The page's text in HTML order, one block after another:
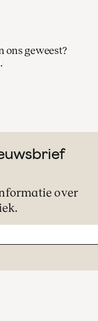
ons geweest?
over